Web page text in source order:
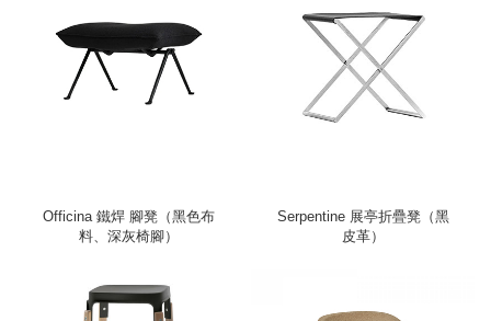
Officina 鐵焊 腳凳（黑色布
料、深灰椅腳）
Serpentine 展亭折疊凳（黑
皮革）